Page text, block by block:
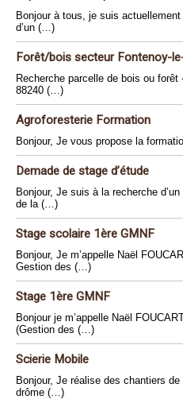
Bonjour à tous, je suis
d’un (…)
Forêt/bois secteur Fontenoy-
Recherche parcelle de bois ou
88240 (…)
Agroforesterie Formation
Bonjour, Je vous propose la
Demade de stage d’étude
Bonjour, Je suis à la recherche
de la (…)
Stage scolaire 1ère GMNF
Bonjour, Je m’appelle Naël
Gestion des (…)
Stage 1ère GMNF
Bonjour je m’appelle Naël
(Gestion des (…)
Scierie Mobile
Bonjour, Je réalise des chantiers
drôme (…)